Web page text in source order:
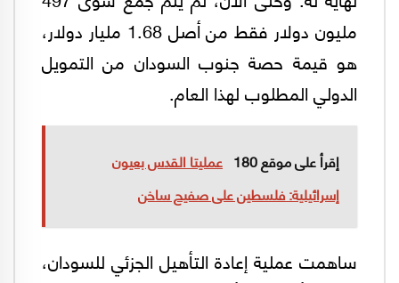
مليون دولار فقط من أصل 1.68 مليار دولار،
هو قيمة حصة جنوب السودان من التمويل
الدولي المطلوب لهذا العام.
إقرأ على موقع 180
عمليتا القدس بعيون
إسرائيلية: فلسطين على صفيح ساخن
ساهمت عملية إعادة التأهيل الجزئي للسودان،